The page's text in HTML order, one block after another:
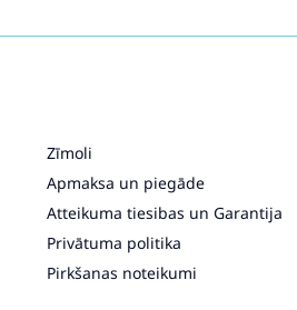
Zīmoli
Apmaksa un piegāde
Atteikuma tiesibas un Garantija
Privātuma politika
Pirkšanas noteikumi